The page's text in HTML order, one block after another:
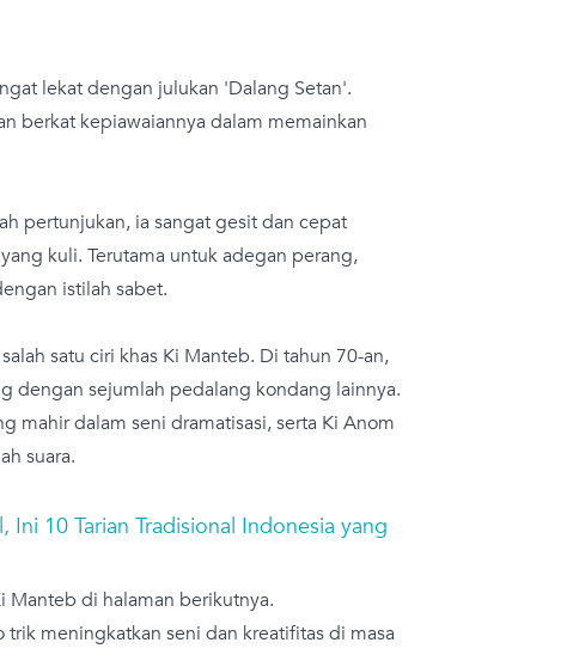
lekat dengan julukan 'Dalang Setan'.
berkat kepiawaiannya dalam memainkan
pertunjukan, ia sangat gesit dan cepat
kuli. Terutama untuk adegan perang,
istilah sabet.
satu ciri khas Ki Manteb. Di tahun 70-an,
dengan sejumlah pedalang kondang lainnya.
mahir dalam seni dramatisasi, serta Ki Anom
suara.
Ini 10 Tarian Tradisional Indonesia yang
Manteb di halaman berikutnya.
trik meningkatkan seni dan kreatifitas di masa